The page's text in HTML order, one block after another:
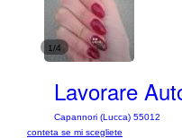
1/4
Lavorare
Capannori (Lucca) 55012
conteta se mi scegliete